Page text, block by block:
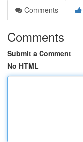
Comments
Comments
Submit a Comment
No HTML